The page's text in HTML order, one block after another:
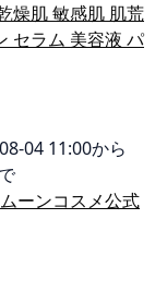
燥肌 敏感肌 肌荒
セラム 美容液 パ
04 11:00から
ーンコスメ公式